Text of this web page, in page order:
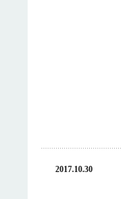
2017.10.30